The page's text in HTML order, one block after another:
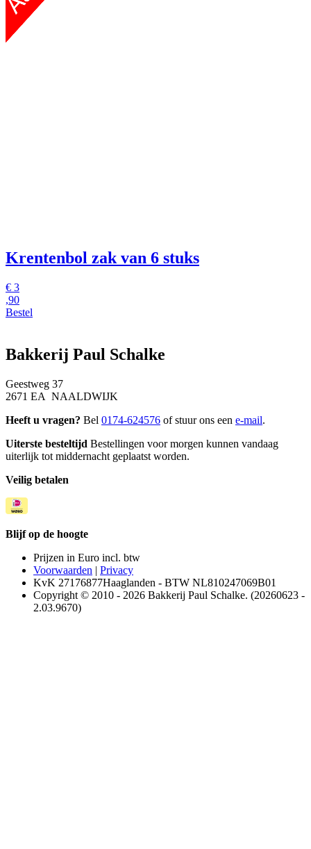
Krentenbol zak van 6 stuks
€ 3
,90
Bestel
Bakkerij Paul Schalke
Geestweg 37
2671 EA NAALDWIJK
Heeft u vragen? Bel 0174-624576 of stuur ons een e-mail.
Uiterste besteltijd Bestellingen voor morgen kunnen vandaag
uiterlijk tot middernacht geplaatst worden.
Veilig betalen
Blijf op de hoogte
Prijzen in Euro incl. btw
Voorwaarden | Privacy
KvK 27176877Haaglanden - BTW NL810247069B01
Copyright © 2010 - 2026 Bakkerij Paul Schalke. (20260623 -
2.03.9670)